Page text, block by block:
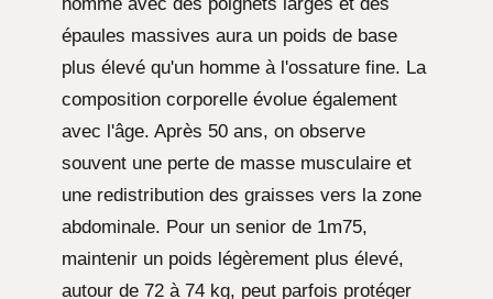
homme avec des poignets larges et des
épaules massives aura un poids de base
plus élevé qu'un homme à l'ossature fine. La
composition corporelle évolue également
avec l'âge. Après 50 ans, on observe
souvent une perte de masse musculaire et
une redistribution des graisses vers la zone
abdominale. Pour un senior de 1m75,
maintenir un poids légèrement plus élevé,
autour de 72 à 74 kg, peut parfois protéger